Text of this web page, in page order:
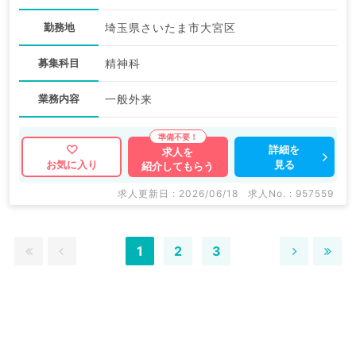
勤務地 埼玉県さいたま市大宮区
募集科目 精神科
業務内容 一般外来
お気に入り
求人を
紹介してもらう
詳細を
見る
求人更新日 : 2026/06/18 求人No. : 957559
1 2 3